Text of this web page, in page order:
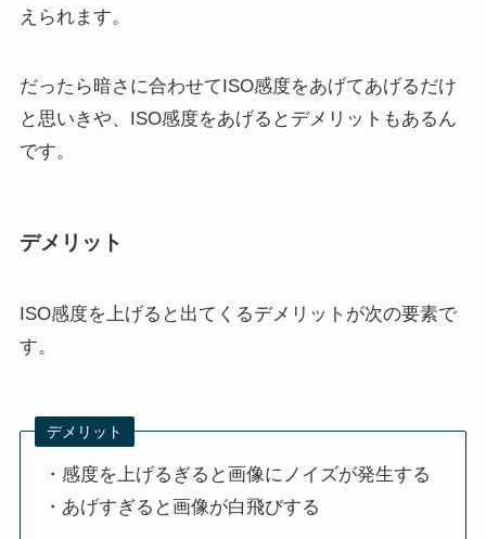
えられます。
だったら暗さに合わせてISO感度をあげてあげるだけ
と思いきや、ISO感度をあげるとデメリットもあるん
です。
デメリット
ISO感度を上げると出てくるデメリットが次の要素で
す。
デメリット
・感度を上げるぎると画像にノイズが発生する
・あげすぎると画像が白飛びする